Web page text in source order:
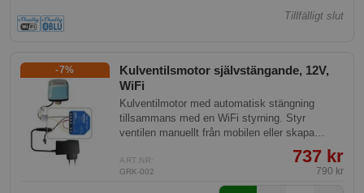
Tillfälligt slut
Kulventilsmotor självstängande, 12V,
WiFi
-7%
Kulventilmotor med automatisk stängning
tillsammans med en WiFi styrning. Styr
ventilen manuellt från mobilen eller skapa
scheman mm. Denna stänger även vid
strömavbrott. 12V gör att den är ofarlig att
koppla.
ART.NR:
GRK-002
737 kr
790 kr